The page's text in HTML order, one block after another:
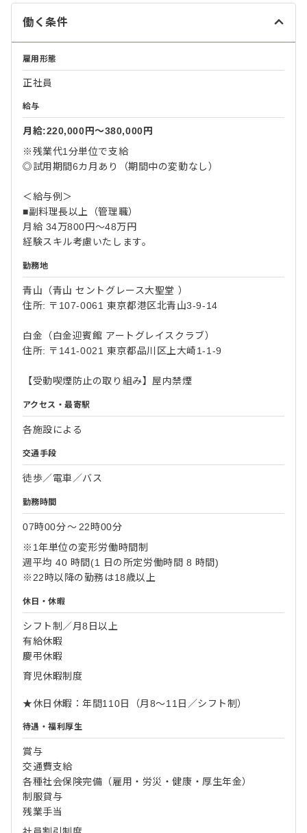
働く条件
雇用形態
正社員
給与
月給:220,000円〜380,000円
※残業代1分単位で支給
◎試用期間6カ月あり（期間中の変動なし）
＜給与例＞
■副料理長以上（管理職）
月給 34万800円～48万円
経験スキル考慮いたします。
勤務地
青山（青山 セントグレース大聖堂 ）
住所: 〒107-0061 東京都港区北青山3-9-14
白金（白金迎賓館 アートグレイスクラブ）
住所: 〒141-0021 東京都品川区上大崎1-1-9
【受動喫煙防止の取り組み】屋内禁煙
アクセス・最寄駅
各施設による
交通手段
徒歩／電車／バス
勤務時間
07時00分〜 22時00分
※1年単位の変形労働時間制
週平均 40 時間(1 日の所定労働時間 8 時間)
※22時以降の勤務は18歳以上
休日・休暇
シフト制／月8日以上
有給休暇
慶弔休暇
育児休暇制度
★休日休暇：年間110日（月8～11日／シフト制）
待遇・福利厚生
賞与
交通費支給
各種社会保険完備（雇用・労災・健康・厚生年金）
制服貸与
残業手当